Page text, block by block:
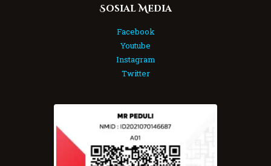
Sosial Media
Facebook
Youtube
Instagram
Twitter